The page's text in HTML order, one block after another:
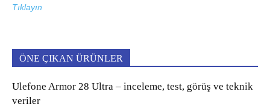
Tıklayın
ÖNE ÇIKAN ÜRÜNLER
Ulefone Armor 28 Ultra – inceleme, test, görüş ve teknik
veriler